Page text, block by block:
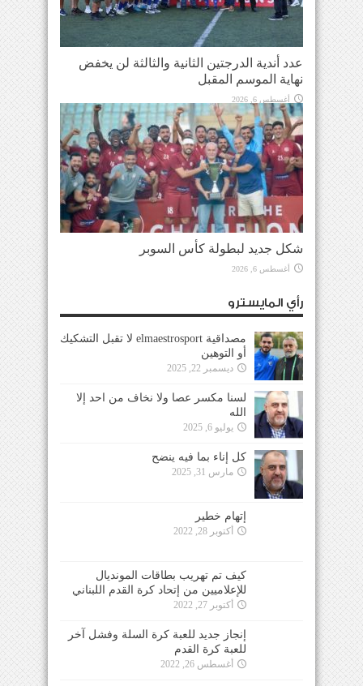
عدد أندية الدرجتين الثانية والثالثة لن يخفض
نهاية الموسم المقبل
أغسطس 6, 2026
شكل جديد لبطولة كأس السوبر
أغسطس 6, 2026
رأي المايسترو
مصداقية elmaestrosport لا تقبل التشكيك
أو التوهين
ديسمبر 22, 2025
لسنا مكسر عصا ولا نخاف من احد إلا
الله
يوليو 6, 2025
كل إناء بما فيه ينضح
مارس 31, 2025
إتهام خطير
أكتوبر 28, 2022
كيف تم تهريب بطاقات المونديال
للإعلاميين من إتحاد كرة القدم اللبناني
أكتوبر 27, 2022
إنجاز جديد للعبة كرة السلة وفشل آخر
للعبة كرة القدم
أغسطس 26, 2022